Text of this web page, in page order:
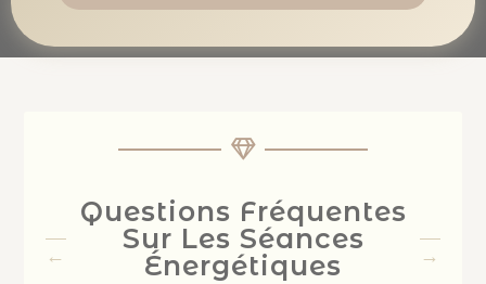
Questions Fréquentes
Sur Les Séances
Énergétiques